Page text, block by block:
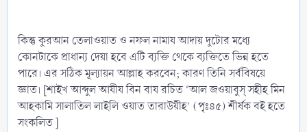
কিন্তু কুরআন তেলাওয়াত ও নফল নামায আদায় দুটোর মধ্যে
কোনটাকে প্রাধান্য দেয়া হবে এটি ব্যক্তি থেকে ব্যক্তিতে ভিন্ন হতে
পারে। এর সঠিক মূল্যায়ন আল্লাহ করবেন; কারণ তিনি সর্ববিষয়ে
জ্ঞাত। [শাইখ আব্দুল আযীয বিন বায রচিত ‘আল জওয়াবুস্‌ সহীহ মিন
আহকামি সালাতিল লাইলি ওয়াত তারাউয়ীহ’ (পৃঃ৪৫) শীর্ষক বই হতে
সংকলিত ]